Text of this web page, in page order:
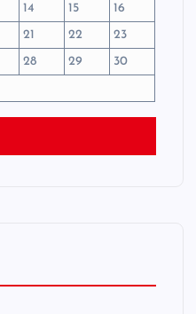
14 15
16
21 22
23
28 29
30